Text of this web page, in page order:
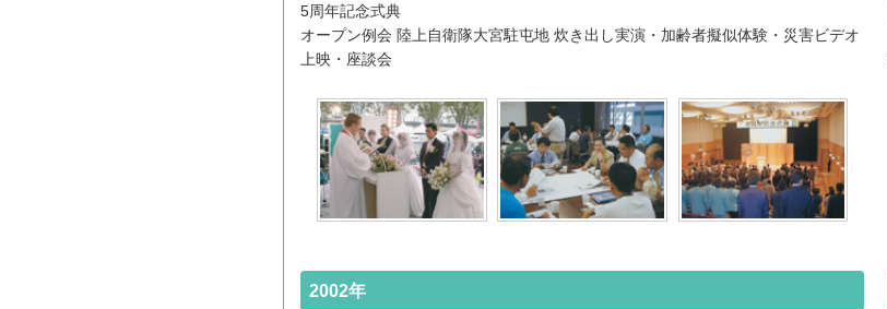
5周年記念式典
オープン例会 陸上自衛隊大宮駐屯地 炊き出し実演・加齢者擬似体験・災害ビデオ
上映・座談会
2002年